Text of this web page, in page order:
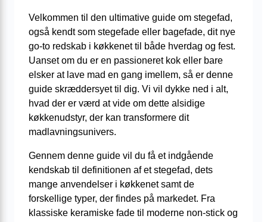
Velkommen til den ultimative guide om stegefad,
også kendt som stegefade eller bagefade, dit nye
go-to redskab i køkkenet til både hverdag og fest.
Uanset om du er en passioneret kok eller bare
elsker at lave mad en gang imellem, så er denne
guide skræddersyet til dig. Vi vil dykke ned i alt,
hvad der er værd at vide om dette alsidige
køkkenudstyr, der kan transformere dit
madlavningsunivers.
Gennem denne guide vil du få et indgående
kendskab til definitionen af et stegefad, dets
mange anvendelser i køkkenet samt de
forskellige typer, der findes på markedet. Fra
klassiske keramiske fade til moderne non-stick og